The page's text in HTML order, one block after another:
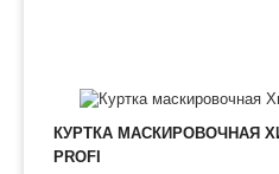
КУРТКА МАСКИРОВОЧНАЯ
PROFI